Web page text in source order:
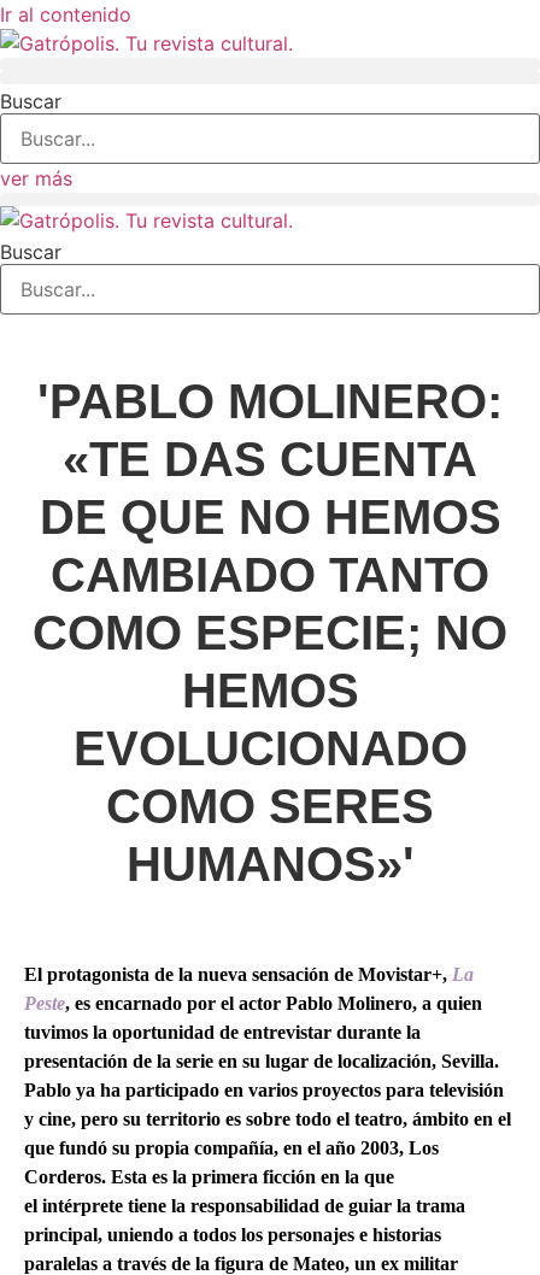
Ir al contenido
Buscar
ver más
Buscar
'PABLO MOLINERO:
«TE DAS CUENTA
DE QUE NO HEMOS
CAMBIADO TANTO
COMO ESPECIE; NO
HEMOS
EVOLUCIONADO
COMO SERES
HUMANOS»'
El protagonista de la nueva sensación de Movistar+, La
Peste, es encarnado por el actor Pablo Molinero, a quien
tuvimos la oportunidad de entrevistar durante la
presentación de la serie en su lugar de localización, Sevilla.
Pablo ya ha participado en varios proyectos para televisión
y cine, pero su territorio es sobre todo el teatro, ámbito en el
que fundó su propia compañía, en el año 2003, Los
Corderos. Esta es la primera ficción en la que
el intérprete tiene la responsabilidad de guiar la trama
principal, uniendo a todos los personajes e historias
paralelas a través de la figura de Mateo, un ex militar